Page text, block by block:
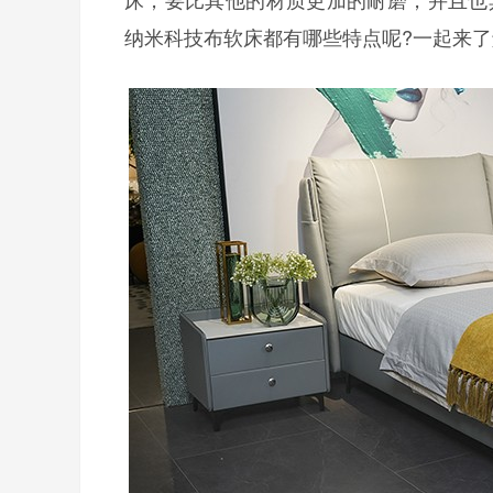
纳米科技布软床都有哪些特点呢?一起来